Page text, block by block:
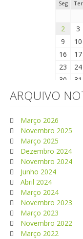
Seg Ter
2
3
9
10
16
17
23
24
30
31
ARQUIVO
Março 2026
Novembro 2025
Março 2025
Dezembro 2024
Novembro 2024
Junho 2024
Abril 2024
Março 2024
Novembro 2023
Março 2023
Novembro 2022
Março 2022